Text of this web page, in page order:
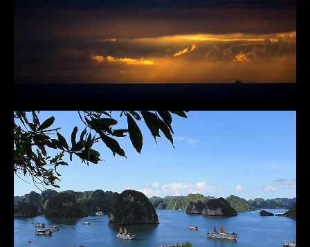
DÉTAILS
DÉTAILS